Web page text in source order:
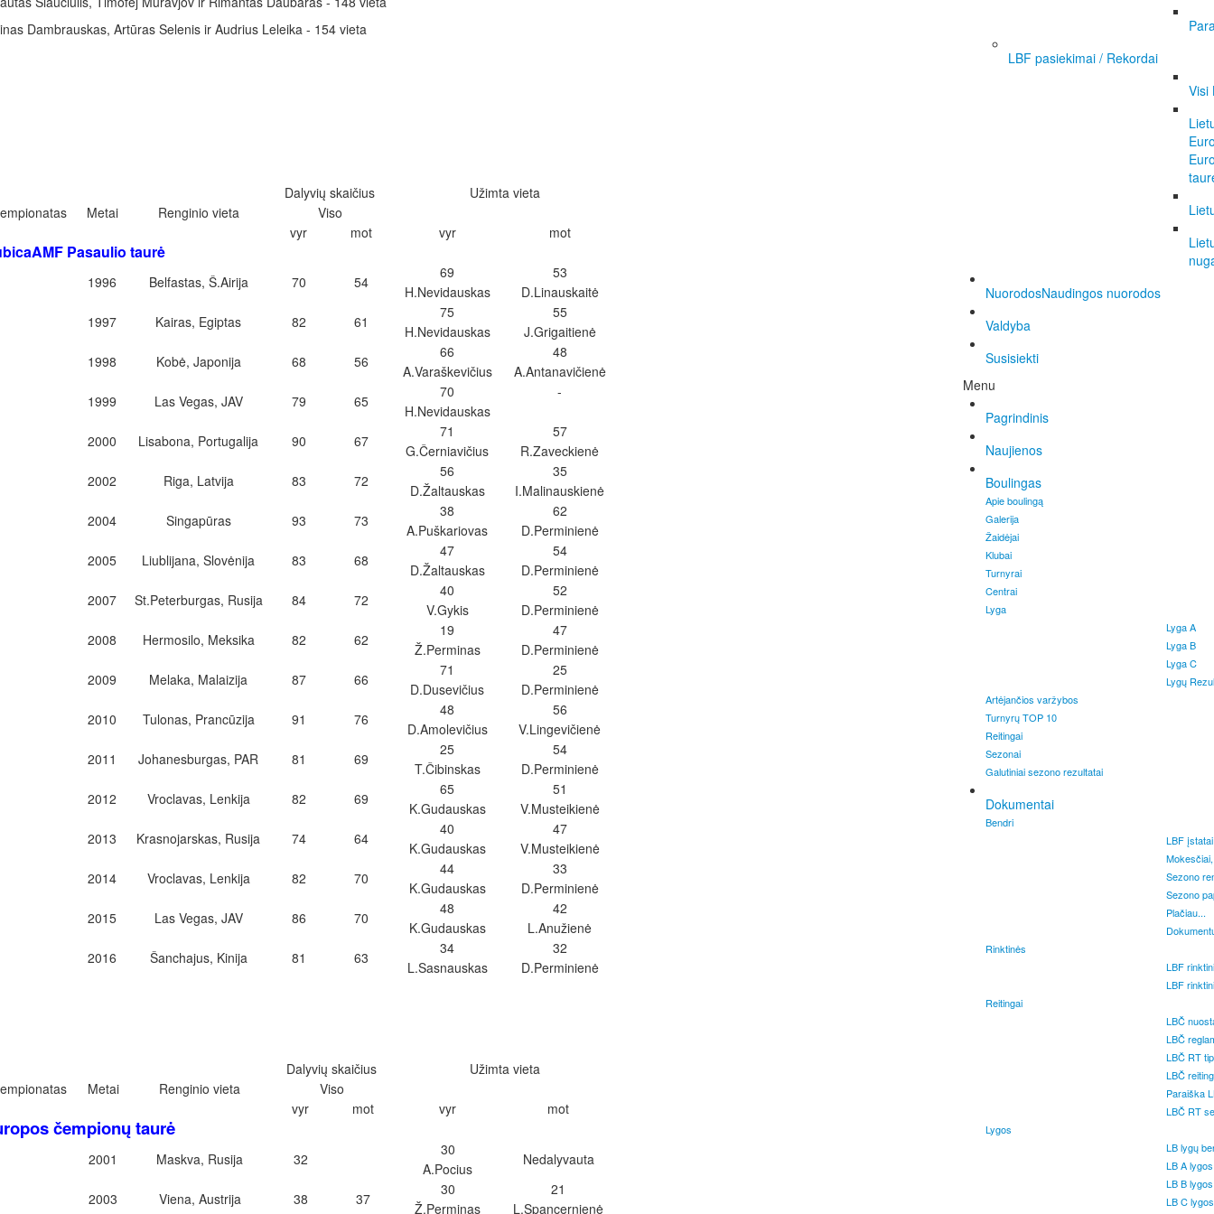
LBF pasiekimai / Rekordai
Visi
NuorodosNaudingos nuorodos
Valdyba
Susisiekti
Menu
Pagrindinis
Naujienos
Boulingas
Apie boulingą
Galerija
Žaidėjai
Klubai
Turnyrai
Centrai
Lyga
Lyga A
Lyga B
Lyga C
Lygų
Artėjančios varžybos
Turnyrų TOP 10
Reitingai
Sezonai
Galutiniai sezono rezultatai
Dokumentai
Bendri
LBF įstatai
Sezono
Sezono
Plačiau...
Rinktinės
LBF
LBF
Reitingai
LBČ
LBČ
LBČ RT
LBČ
Paraiška
LBČ RT
Lygos
LB lygų
LB A
LB B
LB C
Dambrauskas, Artūras Selenis ir Audrius Leleika - 154 vieta
Metai Renginio vieta
Dalyvių skaičius
Užimta vieta
Viso
vyr
mot vyr mot
Pasaulio taurė
1996 Belfastas, Š.Airija 70 54
69
53
H.Nevidauskas
D.Linauskaitė
1997
Kairas, Egiptas 82 61
75
55
H.Nevidauskas
J.Grigaitienė
1998
Kobė, Japonija 68 56
66
48
A.Varaškevičius
A.Antanavičienė
1999
Las Vegas, JAV 79 65
70
-
H.Nevidauskas
2000
Lisabona, Portugalija 90 67
71
57
G.Černiavičius
R.Zaveckienė
2002
Riga, Latvija 83 72
56
35
D.Žaltauskas
I.Malinauskienė
2004
Singapūras 93 73
38
62
A.Puškariovas
D.Perminienė
2005
Liublijana, Slovėnija 83 68
47
54
D.Žaltauskas
D.Perminienė
2007
St.Peterburgas, Rusija 84 72
40
52
V.Gykis
D.Perminienė
2008
Hermosilo, Meksika 82 62
19
47
Ž.Perminas
D.Perminienė
2009
Melaka, Malaizija 87 66
71
25
D.Dusevičius
D.Perminienė
2010
Tulonas, Prancūzija 91 76
48
56
D.Amolevičius
V.Lingevičienė
2011
Johanesburgas, PAR 81 69
25
54
T.Čibinskas
D.Perminienė
2012
Vroclavas, Lenkija 82 69
65
51
K.Gudauskas
V.Musteikienė
2013
Krasnojarskas, Rusija 74 64
40
47
K.Gudauskas
V.Musteikienė
2014
Vroclavas, Lenkija 82 70
44
33
K.Gudauskas
D.Perminienė
2015
Las Vegas, JAV 86 70
48
42
K.Gudauskas
L.Anužienė
2016
Šanchajus, Kinija 81 63
34
32
L.Sasnauskas
D.Perminienė
Metai Renginio vieta
Dalyvių skaičius
Užimta vieta
Viso
vyr
mot vyr mot
čempionų taurė
2001 Maskva, Rusija 32
30
Nedalyvauta
A.Pocius
2003
Viena, Austrija 38 37
30
21
Ž.Perminas
L.Spancernienė